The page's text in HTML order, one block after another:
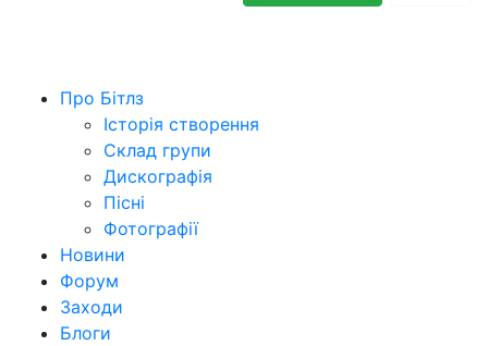
Про Бітлз
Історія створення
Склад групи
Дискографія
Пісні
Фотографії
Новини
Форум
Заходи
Блоги